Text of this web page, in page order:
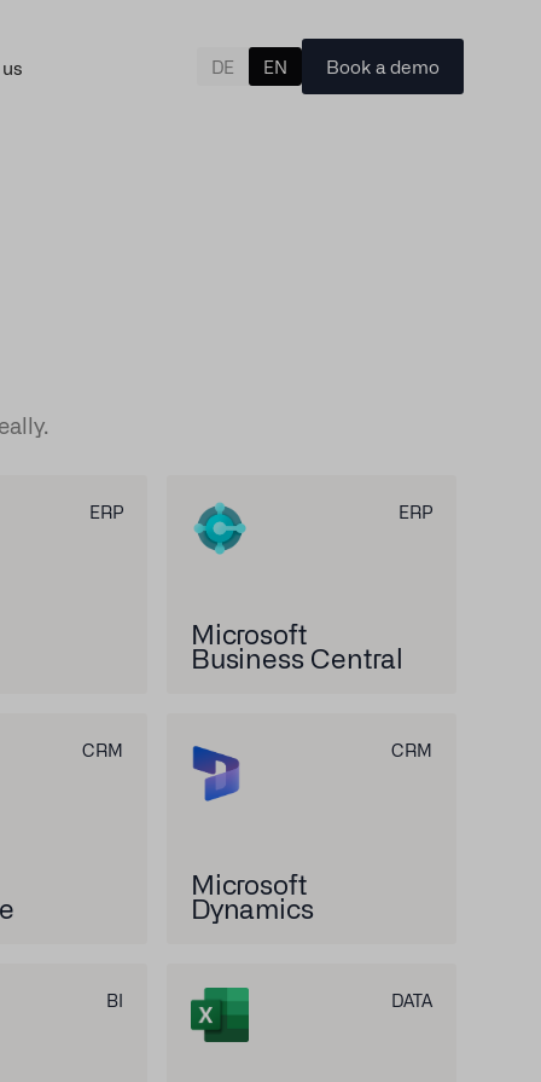
DE EN Book a demo
ERP ERP
Microsoft
Business Central
CRM CRM
Microsoft
Dynamics
BI DATA